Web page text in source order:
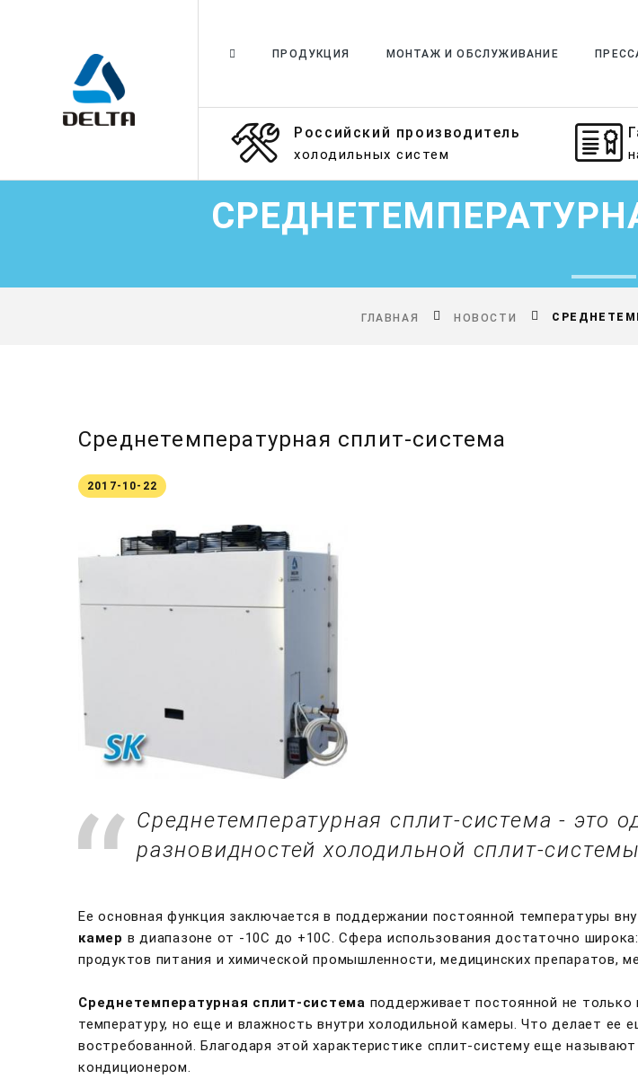
ПРОДУКЦИЯ МОНТАЖ И ОБСЛУЖИВАНИЕ
Российский производитель
холодильных систем
ГЛАВНАЯ НОВОСТИ
Среднетемпературная сплит-система
2017-10-22
Среднетемпературная сплит-система - это
разновидностей холодильной сплит-
Ее основная функция заключается в поддержании постоянной температуры
камер в диапазоне от -10С до +10С. Сфера использования достаточно широка:
продуктов питания и химической промышленности, медицинских препаратов,
Среднетемпературная сплит-система поддерживает постоянной не только
температуру, но еще и влажность внутри холодильной камеры. Что делает ее
востребованной. Благодаря этой характеристике сплит-систему еще
кондиционером.